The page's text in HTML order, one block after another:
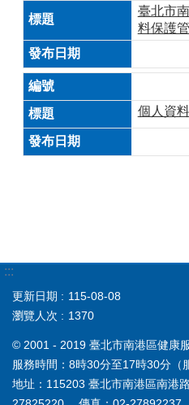
臺北市
料保護
個人資
:::
更新日期
115-08-08
瀏覽人次
1370
© 2001 - 2019 臺北市南港區健康
服務時間：8時30分至17時30分（
地址：115203 臺北市南港區南港